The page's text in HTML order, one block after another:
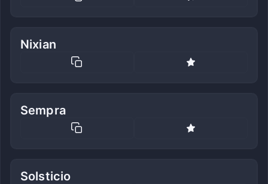
Nixian
Sempra
Solsticio